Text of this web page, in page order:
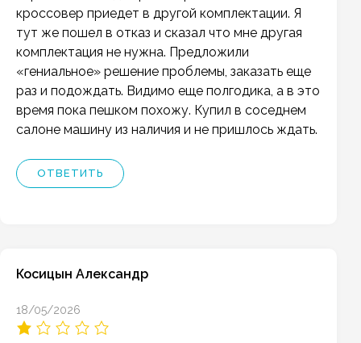
кроссовер приедет в другой комплектации. Я
тут же пошел в отказ и сказал что мне другая
комплектация не нужна. Предложили
«гениальное» решение проблемы, заказать еще
раз и подождать. Видимо еще полгодика, а в это
время пока пешком похожу. Купил в соседнем
салоне машину из наличия и не пришлось ждать.
ОТВЕТИТЬ
Косицын Александр
18/05/2026